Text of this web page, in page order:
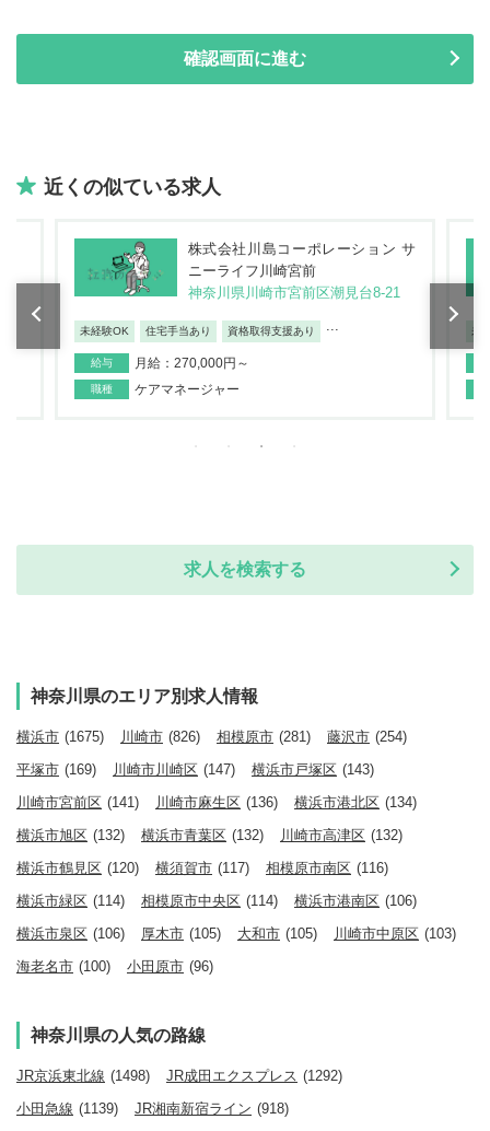
近くの似ている求人
株式会社川島コーポレーション サ
ニーライフ川崎宮前
神奈川県川崎市宮前区潮見台8-21
未経験OK 住宅手当あり 資格取得支援あり
給与 月給：270,000円～
職種 ケアマネージャー
未
求人を検索する
神奈川県のエリア別求人情報
横浜市 (1675) 川崎市 (826) 相模原市 (281) 藤沢市 (254)
平塚市 (169) 川崎市川崎区 (147) 横浜市戸塚区 (143)
川崎市宮前区 (141) 川崎市麻生区 (136) 横浜市港北区 (134)
横浜市旭区 (132) 横浜市青葉区 (132) 川崎市高津区 (132)
横浜市鶴見区 (120) 横須賀市 (117) 相模原市南区 (116)
横浜市緑区 (114) 相模原市中央区 (114) 横浜市港南区 (106)
横浜市泉区 (106) 厚木市 (105) 大和市 (105) 川崎市中原区 (103)
海老名市 (100) 小田原市 (96)
神奈川県の人気の路線
JR京浜東北線 (1498) JR成田エクスプレス (1292)
小田急線 (1139) JR湘南新宿ライン (918)